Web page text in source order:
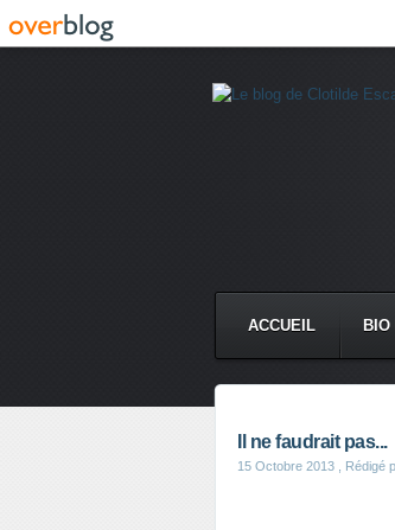
ACCUEIL
Il ne faudrait pas...
15 Octobre 2013 , Rédigé